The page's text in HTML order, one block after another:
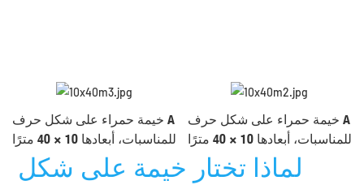
خيمة حمراء على شكل حرف A
للمناسبات، أبعادها 10 × 40 مترًا
خيمة حمراء على شكل حرف A
للمناسبات، أبعادها 10 × 40 مترًا
لماذا تختار خيمة على شكل